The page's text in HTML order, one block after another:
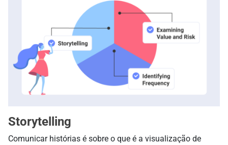
Storytelling
Comunicar histórias é sobre o que é a visualização de